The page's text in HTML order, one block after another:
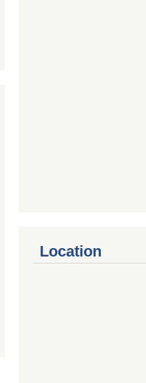
Location